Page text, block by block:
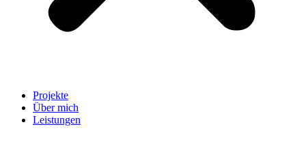
Projekte
Über mich
Leistungen